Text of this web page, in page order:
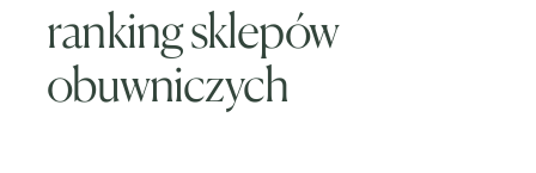
ranking sklepów
obuwniczych